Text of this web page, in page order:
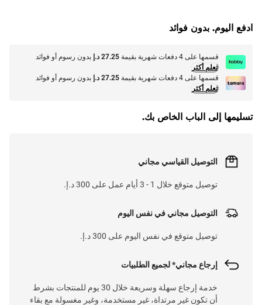
ادفع اليوم. بدون فوائد
قسمها على 4 دفعات شهرية بقيمة 27.25 د.إ
بدون رسوم أو فوائد
تعلم أكثر
قسمها على 4 دفعات شهرية بقيمة
27.25 د.إ
بدون رسوم أو فوائد
تعلم أكثر
تسليمها إلى الباب الخاص بك.
التوصيل القياسي مجاني
توصيل متوقع خلال 1 - 3 أيام عمل على 300 د.إ.
التوصيل مجاني في نفس اليوم
توصيل متوقع في نفس اليوم على 300 د.إ.
إرجاع مجاني* لجميع الطلبيات
خدمة إرجاع سهلة وسريعة خلال 30 يوم للمنتجات بشرط
أن تكون غير مرتداة، غير مستخدمة، وغير مغسولة مع بقاء